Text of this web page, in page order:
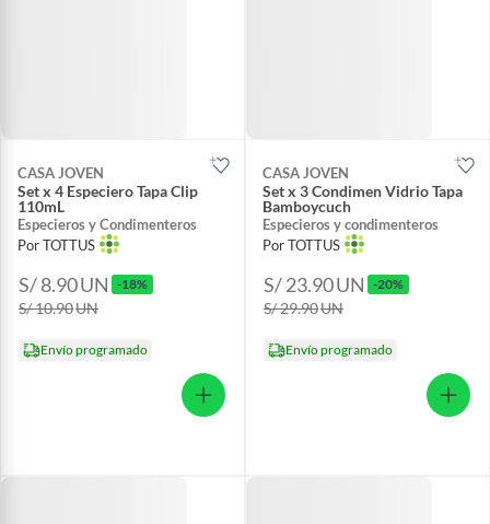
CASA JOVEN
Set x 4 Especiero Tapa Clip
110mL
Especieros y Condimenteros
Por TOTTUS
S/ 8.90UN -18%
S/ 10.90UN
Envío programado
CASA JOVEN
Set x 3 Condimen Vidrio Tapa
Bamboycuch
Especieros y condimenteros
Por TOTTUS
S/ 23.90UN -20%
S/ 29.90UN
Envío programado